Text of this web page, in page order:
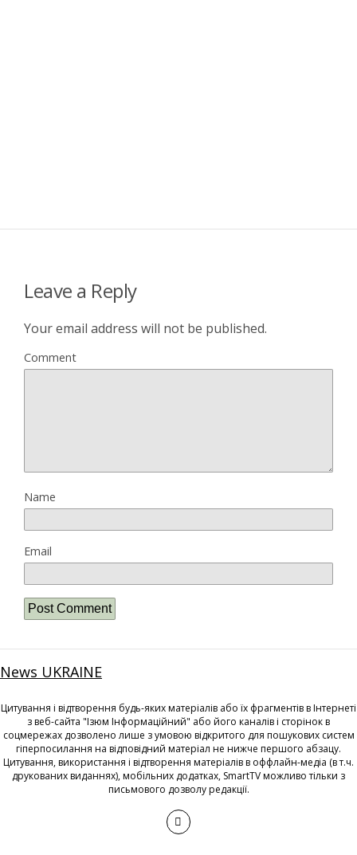
Leave a Reply
Your email address will not be published.
Comment
Name
Email
News UKRAINE
Цитування і відтворення будь-яких матеріалів або їх фрагментів в Інтернеті
з веб-сайта "Ізюм Інформаційний" або його каналів і сторінок в
соцмережах дозволено лише з умовою відкритого для пошукових систем
гіперпосилання на відповідний матеріал не нижче першого абзацу.
Цитування, використання і відтворення матеріалів в оффлайн-медіа (в т.ч.
друкованих виданнях), мобільних додатках, SmartTV можливо тільки з
письмового дозволу редакції.